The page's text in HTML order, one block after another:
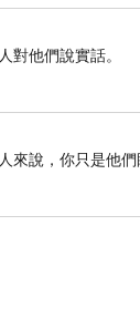
對他們說實話。
來說，你只是他們